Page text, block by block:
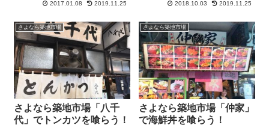
2017.01.08 2019.11.25 2018.10.03 2019.11.25
さよなら築地市場
さよなら築地市場「八千
代」でトンカツを喰らう！
さよなら築地市場
さよなら築地市場「仲家」
で海鮮丼を喰らう！